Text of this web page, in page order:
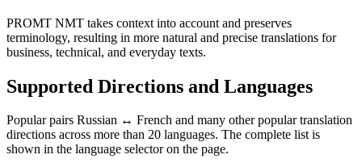
PROMT NMT takes context into account and preserves
terminology, resulting in more natural and precise translations for
business, technical, and everyday texts.
Supported Directions and Languages
Popular pairs Russian ↔ French and many other popular translation
directions across more than 20 languages. The complete list is
shown in the language selector on the page.